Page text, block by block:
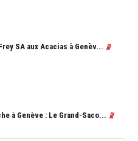
SA aux Acacias à Genèv...
à Genève : Le Grand-Saco...